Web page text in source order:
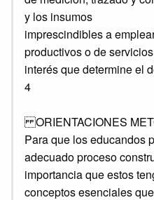
y los insumos
imprescindibles a
productivos o de
interés que determine el
4
ORIENTACIONES
Para que los educandos
adecuado proceso
importancia que estos
conceptos esenciales